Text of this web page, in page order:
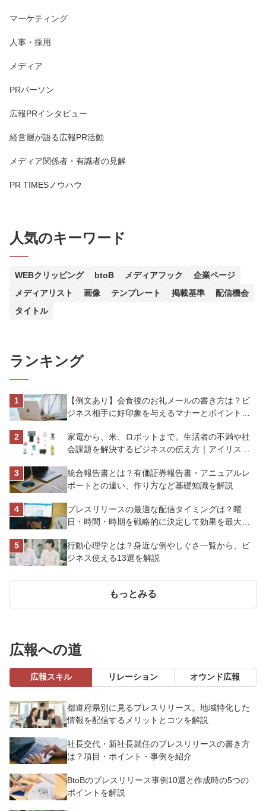
マーケティング
人事・採用
メディア
PRパーソン
広報PRインタビュー
経営層が語る広報PR活動
メディア関係者・有識者の見解
PR TIMESノウハウ
人気のキーワード
WEBクリッピング btoB メディアフック
企業ページ
メディアリスト
画像 テンプレート 掲載基準
配信機会
タイトル
ランキング
【例文あり】会食後のお礼メールの書き方は？ビ
ジネス相手に好印象を与えるマナーとポイントを
家電から、米、ロボットまで。生活者の不満や社
会課題を解決するビジネスの伝え方｜アイリスオ
統合報告書とは？有価証券報告書・アニュアルレ
ポートとの違い、作り方など基礎知識を解説
プレスリリースの最適な配信タイミングは？曜
日・時間・時期を戦略的に決定して効果を最大化
行動心理学とは？身近な例やしぐさ一覧から、ビ
ジネス使える13選を解説
もっとみる
広報への道
広報スキル リレーション オウンド広報
都道府県別に見るプレスリリース。地域特化した
情報を配信するメリットとコツを解説
社長交代・新社長就任のプレスリリースの書き方
は？項目・ポイント・事例を紹介
BtoBのプレスリリース事例10選と作成時の5つの
ポイントを解説